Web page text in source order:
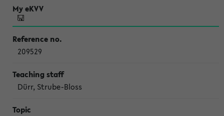
209529
Dürr, Strube-Bloss